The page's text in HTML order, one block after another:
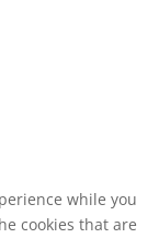
while you
cookies that are